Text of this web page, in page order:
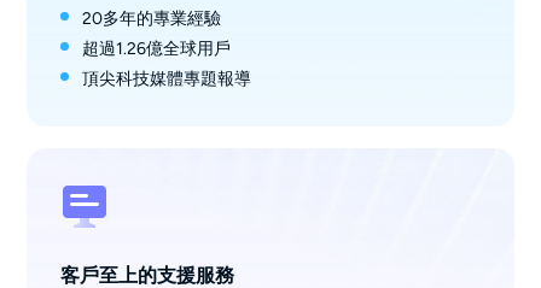
20多年的專業經驗
超過1.26億全球用戶
頂尖科技媒體專題報導
客戶至上的支援服務